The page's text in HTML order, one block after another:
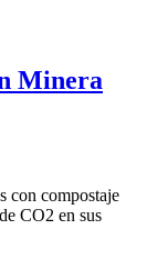
Minera
con compostaje
CO2 en sus